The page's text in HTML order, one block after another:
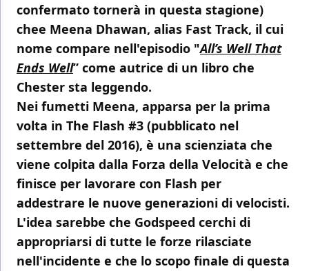
confermato tornerà in questa stagione)
chee Meena Dhawan, alias Fast Track, il cui
nome compare nell'episodio "All’s Well That
Ends Well” come autrice di un libro che
Chester sta leggendo.
Nei fumetti Meena, apparsa per la prima
volta in The Flash #3 (pubblicato nel
settembre del 2016), è una scienziata che
viene colpita dalla Forza della Velocità e che
finisce per lavorare con Flash per
addestrare le nuove generazioni di velocisti.
L'idea sarebbe che Godspeed cerchi di
appropriarsi di tutte le forze rilasciate
nell'incidente e che lo scopo finale di questa